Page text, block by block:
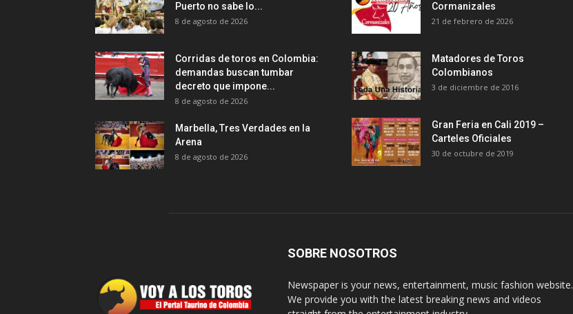
Puerto no sabe lo...
8 de agosto de 2026
Corridas de toros en Colombia:
demandas buscan tumbar
decreto que impone...
8 de agosto de 2026
Marbella, Tres Verdades en la
Arena
8 de agosto de 2026
Cormanizales
21 de febrero de 2026
Matadores de Toros
Colombianos
3 de diciembre de 2016
Gran Feria en Cali 2019 –
Carteles Oficiales
30 de octubre de 2019
SOBRE NOSOTROS
Newspaper is your news, entertainment, music fashion website.
We provide you with the latest breaking news and videos